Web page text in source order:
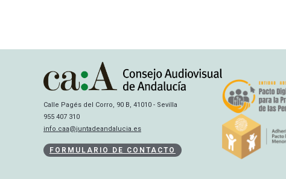
Calle Pagés del Corro, 90 B, 41010 - Sevilla
955 407 310
info.caa@juntadeandalucia.es
FORMULARIO DE CONTACTO